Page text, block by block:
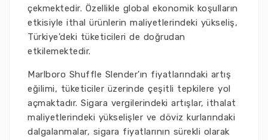
çekmektedir. Özellikle global ekonomik koşulların
etkisiyle ithal ürünlerin maliyetlerindeki yükseliş,
Türkiye'deki tüketicileri de doğrudan
etkilemektedir.
Marlboro Shuffle Slender'ın fiyatlarındaki artış
eğilimi, tüketiciler üzerinde çeşitli tepkilere yol
açmaktadır. Sigara vergilerindeki artışlar, ithalat
maliyetlerindeki yükselişler ve döviz kurlarındaki
dalgalanmalar, sigara fiyatlarının sürekli olarak